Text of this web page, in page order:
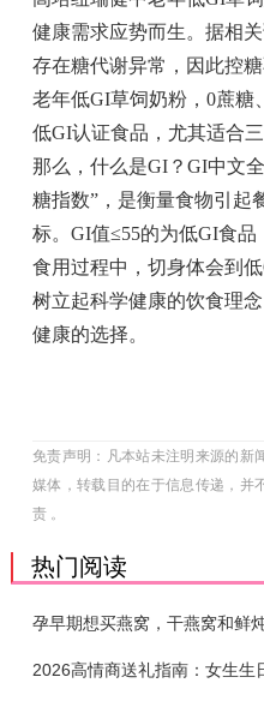
健康需求应势而生。据相
存在糖代谢异常，因此控
老年低GI草饲奶粉，0蔗糖
低GI认证食品，尤其适合
那么，什么是GI？GI中文
糖指数”，是衡量食物引起
标。GI值≤55的为低GI食
食用过程中，切身体会到
树立起科学健康的饮食理
健康的选择。
免责声明：凡本站未注明来源的新
媒体，转载目的在于信息传递，并
责 。
热门阅读